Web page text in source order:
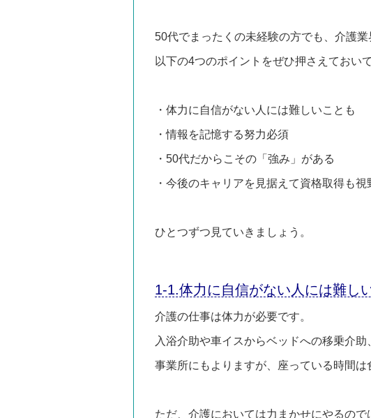
50代でまったくの未経験の方でも、介護業
以下の4つのポイントをぜひ押さえておい
・体力に自信がない人には難しいことも
・情報を記憶する努力必須
・50代だからこその「強み」がある
・今後のキャリアを見据えて資格取得も視
ひとつずつ見ていきましょう。
1-1.体力に自信がない人には難し
介護の仕事は体力が必要です。
入浴介助や車イスからベッドへの移乗介
事業所にもよりますが、座っている時間は
ただ、介護においては力まかせにやるの